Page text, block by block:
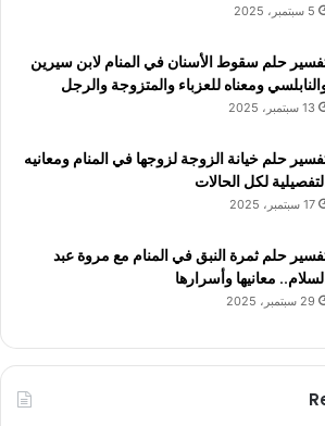
5 سبتمبر، 2025
حلم سقوط الأسنان في المنام لابن سيرين
ومعناه للعزباء والمتزوجة والرجل
13 سبتمبر، 2025
حلم خيانة الزوجة لزوجها في المنام ومعانيه
لكل الحالات
17 سبتمبر، 2025
حلم ثمرة النبق في المنام مع مروة عبد
معانيها وأسرارها
29 سبتمبر، 2025